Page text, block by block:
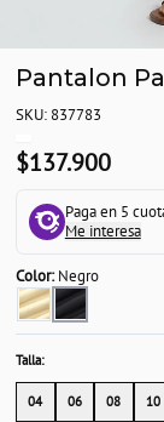
Pantalon
SKU: 837783
$137.900
Paga en 5
Me interesa
Color:Negro
Talla:
04 06 08 10